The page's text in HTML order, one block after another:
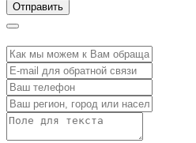
Отправить